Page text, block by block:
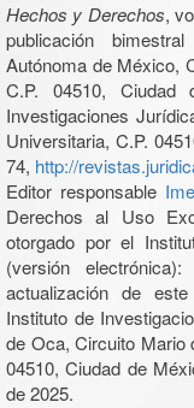
Hechos y Derechos,
publicación
Autónoma de México,
C.P. 04510,
Investigaciones
Universitaria, C.P.
74, http://
Editor responsable
Derechos al Uso
otorgado por el
(versión
actualización de
Instituto de
de Oca, Circuito Mario
04510, Ciudad de
de 2025.